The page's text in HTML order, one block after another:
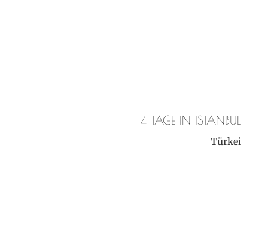
4 TAGE IN ISTANBUL
Türkei